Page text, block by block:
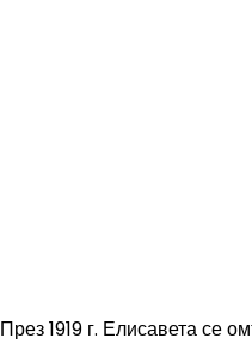
През 1919 г. Елисавета се